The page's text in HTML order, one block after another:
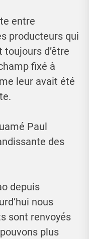
entre
producteurs qui
d’être
fixé à
leur avait été
Paul
des
depuis
nous
sont renvoyés
plus